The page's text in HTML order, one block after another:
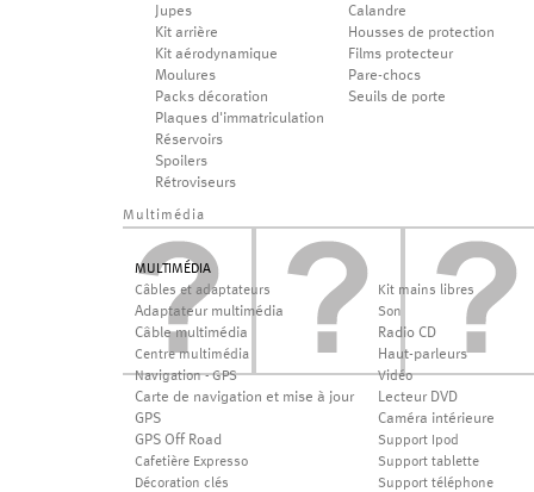
Jupes
Kit arrière
Kit aérodynamique
Moulures
Packs décoration
Plaques d'immatriculation
Réservoirs
Spoilers
Rétroviseurs
Calandre
Housses de protection
Films protecteur
Pare-chocs
Seuils de porte
Multimédia
MULTIMÉDIA
Câbles et adaptateurs
Adaptateur multimédia
Câble multimédia
Centre multimédia
Navigation - GPS
Carte de navigation et mise à jour
GPS
GPS Off Road
Cafetière Expresso
Décoration clés
Kit mains libres
Son
Radio CD
Haut-parleurs
Vidéo
Lecteur DVD
Caméra intérieure
Support Ipod
Support tablette
Support téléphone